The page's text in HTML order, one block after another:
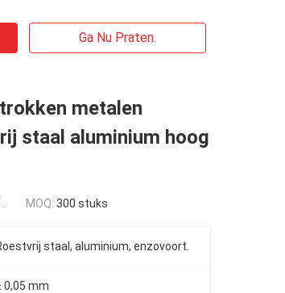
Ga Nu Praten.
metalen
staal aluminium hoog
MOQ: 300 stuks
staal, aluminium, enzovoort.
0,05 mm